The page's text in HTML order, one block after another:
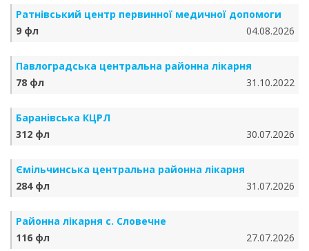
Ратнівський центр первинної медичної допомоги
9 фл
04.08.2026
Павлоградська центральна районна лікарня
78 фл
31.10.2022
Баранівська КЦРЛ
312 фл
30.07.2026
Ємільчинська центральна районна лікарня
284 фл
31.07.2026
Районна лікарня с. Словечне
116 фл
27.07.2026